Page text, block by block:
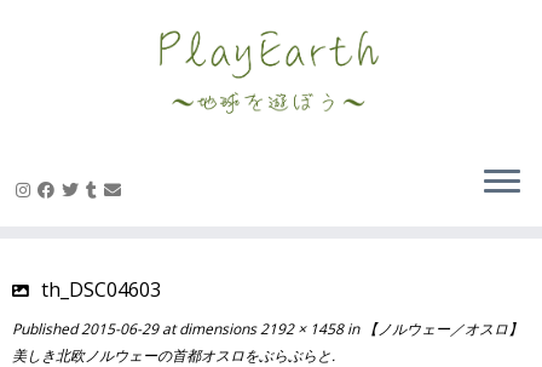
th_DSC04603
Published2015-06-29at dimensions2192 × 1458in【ノルウェー／オスロ】
美しき北欧ノルウェーの首都オスロをぶらぶらと.